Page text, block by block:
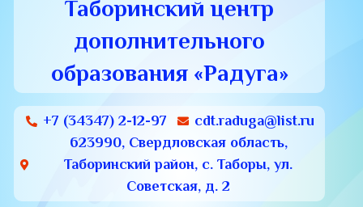
Таборинский центр
дополнительного
образования «Радуга»
+7 (34347) 2-12-97
cdt.raduga@list.ru
623990, Свердловская область,
Таборинский район, с. Таборы, ул.
Советская, д. 2